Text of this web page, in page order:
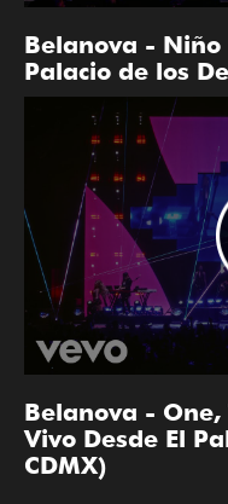
Belanova - Niño
Palacio de los
Belanova - One,
Vivo Desde El
CDMX)